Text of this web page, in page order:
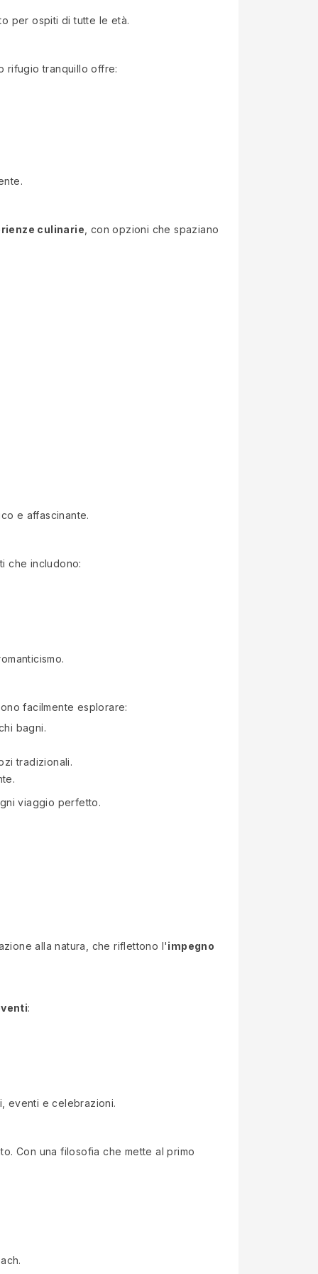
per ospiti di tutte le età.
rifugio tranquillo offre:
culinarie , con opzioni che spaziano
e affascinante.
che includono:
facilmente esplorare:
bagni.
tradizionali.
viaggio perfetto.
alla natura, che riflettono l'impegno
:
eventi e celebrazioni.
Con una filosofia che mette al primo